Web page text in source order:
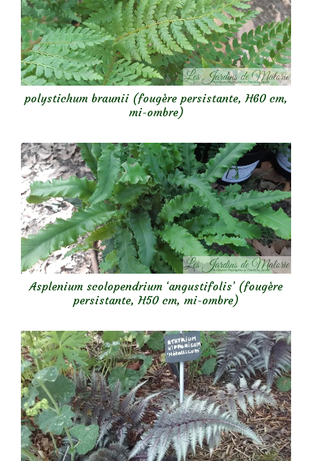
polystichum braunii (fougère persistante, H60 cm,
mi-ombre)
Asplenium scolopendrium ‘angustifolis’ (fougère
persistante, H50 cm, mi-ombre)